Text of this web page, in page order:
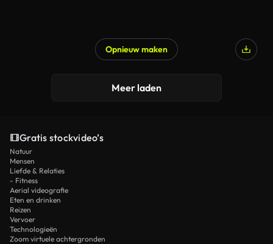
Opnieuw maken
Meer laden
Gratis stockvideo’s
Natuur
Mensen
Liefde & Relaties
- Fitness
Aerial videografie
Eten en drinken
Reizen
Vervoer
Technologieën
Zoom virtuele achtergronden